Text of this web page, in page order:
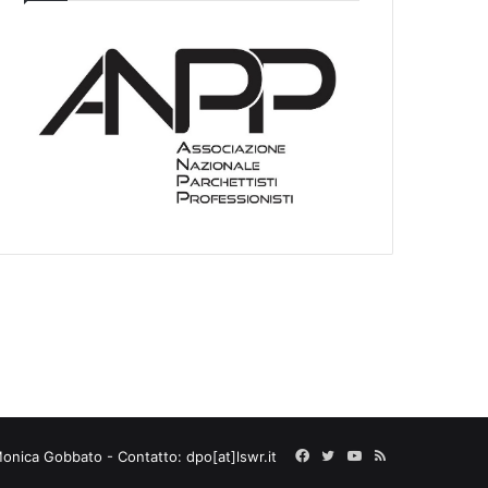
I
Gobbato - Contatto: dpo[at]lswr.it Facebook
TwitterYouTube